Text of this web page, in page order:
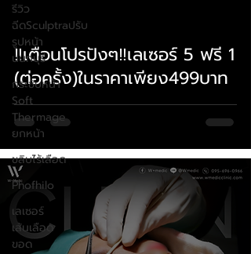
รีวิว
ฉีดSculptraปรับ
รูปหน้า
นนทบุรี
กระชับหน้า
Soft
Thermage
ยกหน้า
ขลิบไร้เลือด
Phofhilo
เลเซอร์
เส้นเลือด
ขอด
‼️เตือนโปรปังๆ‼️เลเซอร์ 5 ฟรี 1
(ต่อครั้ง)ในราคาเพียง499บาท